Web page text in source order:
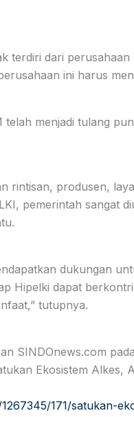
terdiri dari
ini harus
menjadi tulang
rintisan, produsen,
pemerintah sangat
dukungan
Hipelki dapat
tutupnya.
SINDOnews.com
Ekosistem Alkes,
171/satukan-